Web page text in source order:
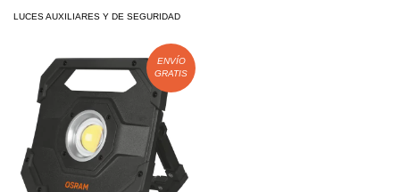
LUCES AUXILIARES Y DE SEGURIDAD
ENVÍO
GRATIS